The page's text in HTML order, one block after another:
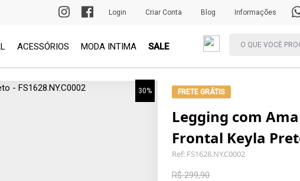
PRIMEIRA TROCA GRÁTIS Informações
Blog
Criar Conta
Login
ACESSÓRIOS MODA INTIMA SALE
30% FRETE GRÁTIS
Legging com
Frontal Keyla
Ref: FS1628.NY.C0002
R$ 299,90